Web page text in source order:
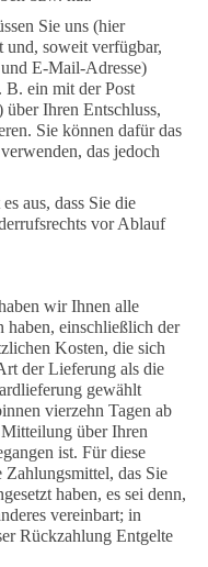
Sie uns (hier
soweit verfügbar,
E-Mail-Adresse)
B. ein mit der Post
Ihren Entschluss,
Sie können dafür das
das jedoch
aus, dass Sie die
vor Ablauf
wir Ihnen alle
haben, einschließlich der
Kosten, die sich
der Lieferung als die
gewählt
vierzehn Tagen ab
über Ihren
ist. Für diese
das Sie
haben, es sei denn,
vereinbart; in
Rückzahlung Entgelte